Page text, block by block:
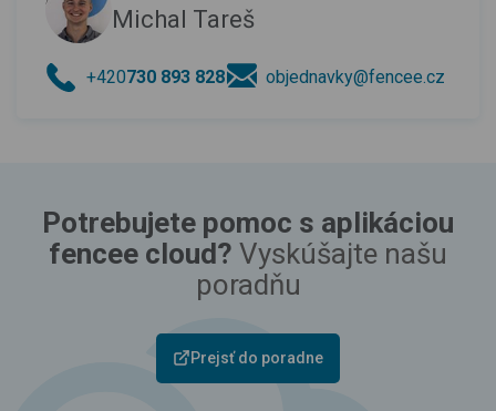
Michal Tareš
+420730 893 828 objednavky@fencee.cz
Potrebujete pomoc s aplikáciou
fencee cloud? Vyskúšajte našu
poradňu
Prejsť do poradne